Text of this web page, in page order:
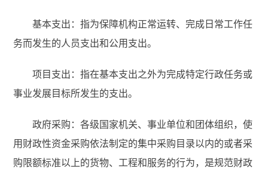
基本支出：指为保障机构正常运转、完成日常工作任
务而发生的人员支出和公用支出。
项目支出：指在基本支出之外为完成特定行政任务或
事业发展目标所发生的支出。
政府采购：各级国家机关、事业单位和团体组织，使
用财政性资金采购依法制定的集中采购目录以内的或者采
购限额标准以上的货物、工程和服务的行为，是规范财政